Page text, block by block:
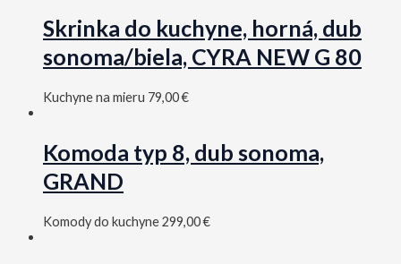
Skrinka do kuchyne, horná, dub
sonoma/biela, CYRA NEW G 80
Kuchyne na mieru 79,00€
Komoda typ 8, dub sonoma,
GRAND
Komody do kuchyne299,00€